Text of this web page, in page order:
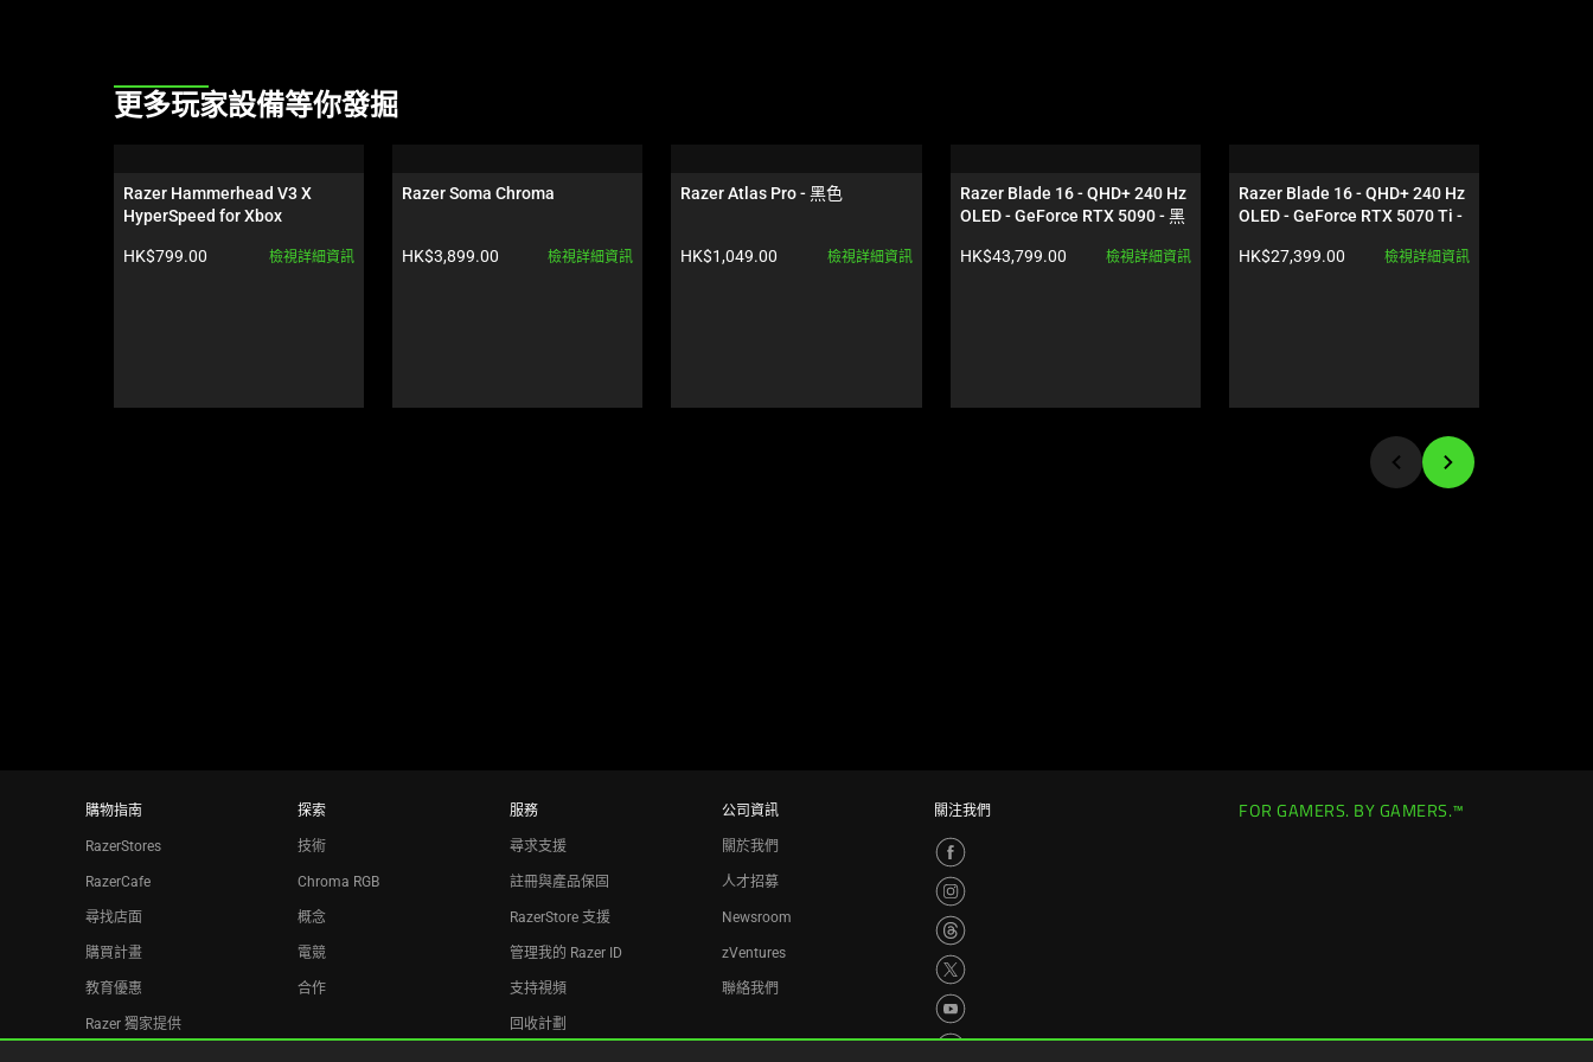
This
carousel.
Use
and
or
更多玩家設備等你發掘
Razer Hammerhead V3 X
HyperSpeed for Xbox
產品價格:
HK$799.00 檢視詳細資訊
Razer Soma Chroma
產品價格:
HK$3,899.00 檢視詳細資訊
Razer Atlas Pro - 黑色
產品價格:
HK$1,049.00 檢視詳細資訊
Razer Blade 16 - QHD+ 240 Hz
OLED - GeForce RTX 5090 - 黑
產品價格:
HK$43,799.00 檢視詳細資訊
Razer Blade 16 - QHD+ 240 Hz
OLED - GeForce RTX 5070 Ti -
產品價格:
HK$27,399.00 檢視詳細資訊
購物指南
RazerStores
RazerCafe
尋找店面
購買計畫
教育優惠
Razer 獨家提供
探索
技術
Chroma RGB
概念
電競
合作
服務
尋求支援
註冊與產品保固
RazerStore 支援
管理我的 Razer ID
支持視頻
回收計劃
公司資訊
關於我們
人才招募
Newsroom
zVentures
聯絡我們
關注我們 FOR GAMERS. BY GAMERS.™